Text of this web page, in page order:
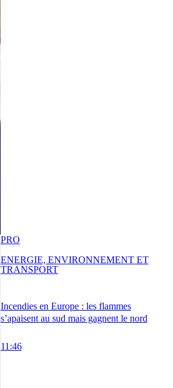
Incendies en Europe : les flammes
s’apaisent au sud mais gagnent le nord
11:46
PRO
ENERGIE, ENVIRONNEMENT ET
TRANSPORT